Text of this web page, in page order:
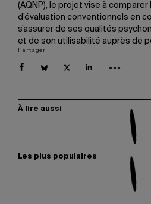
(AQNP), le projet vise à comparer
d’évaluation conventionnels en
s’assurer de ses qualités
et de son utilisabilité auprès de
Partager
À lire aussi
Les plus populaires